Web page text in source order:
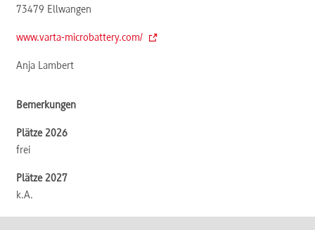
73479 Ellwangen
www.varta-microbattery.com/
Anja Lambert
frei
k.A.